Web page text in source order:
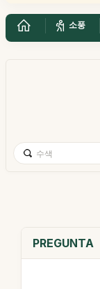
소풍
PREGUNTA